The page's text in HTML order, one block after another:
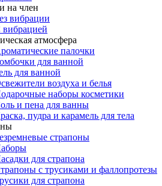
на член
вибрации
атмосфера
палочки
для ванной
для ванной
воздуха и белья
наборы косметики
и пена для ванны
пудра и карамель для тела
страпоны
для страпона
с трусиками и фаллопротезы
для страпона